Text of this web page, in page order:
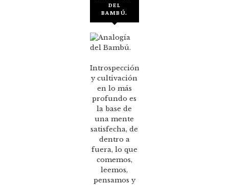
DEL
BAMBÚ.
Introspección
y cultivación
en lo más
profundo es
la base de
una mente
satisfecha, de
dentro a
fuera, lo que
comemos,
leemos,
pensamos y